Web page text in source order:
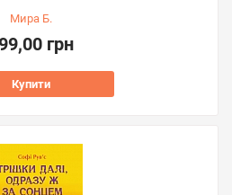
Мира Б.
грн
Купити